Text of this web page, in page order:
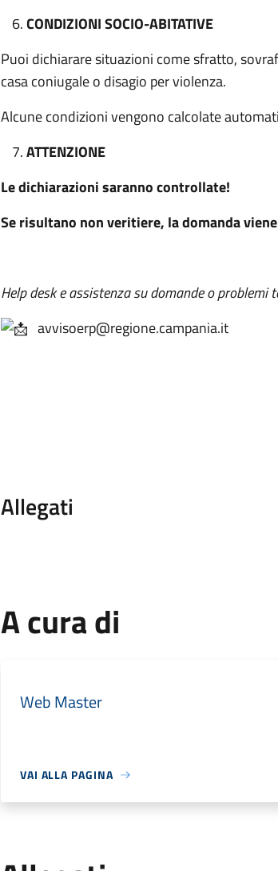
CONDIZIONI SOCIO-ABITATIVE
Puoi dichiarare situazioni come sfratto,
casa coniugale o disagio per violenza.
Alcune condizioni vengono calcolate
ATTENZIONE
Le dichiarazioni saranno controllate!
Se risultano non veritiere, la domanda
Help desk e assistenza su domande o problemi
avvisoerp@regione.campania.it
Allegati
A cura di
Web Master
VAI ALLA PAGINA